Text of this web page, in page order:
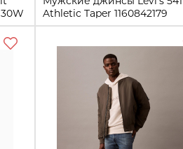
Athletic Taper 1160842179
(Синий 32W 32L)
32W 32L
33W 32L
Купить